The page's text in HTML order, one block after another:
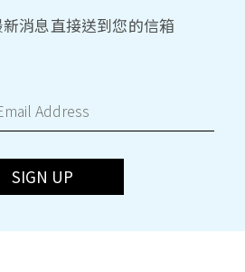
消息直接送到您的信箱
SIGN UP